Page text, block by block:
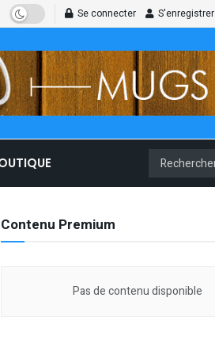
Se connecter S'enregistrer
Contenu Premium
Pas de contenu disponible